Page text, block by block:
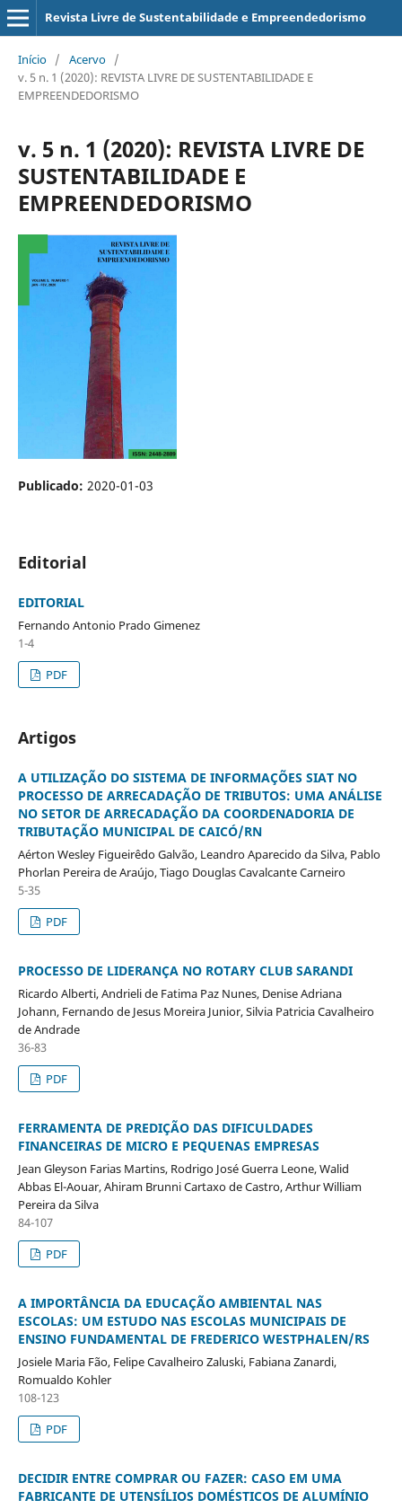
Revista Livre de Sustentabilidade e Empreendedorismo
Início / Acervo /
v. 5 n. 1 (2020): REVISTA LIVRE DE SUSTENTABILIDADE E
EMPREENDEDORISMO
v. 5 n. 1 (2020): REVISTA LIVRE DE
SUSTENTABILIDADE E
EMPREENDEDORISMO
Publicado: 2020-01-03
Editorial
EDITORIAL
Fernando Antonio Prado Gimenez
1-4
PDF
Artigos
A UTILIZAÇÃO DO SISTEMA DE INFORMAÇÕES SIAT NO
PROCESSO DE ARRECADAÇÃO DE TRIBUTOS: UMA ANÁLISE
NO SETOR DE ARRECADAÇÃO DA COORDENADORIA DE
TRIBUTAÇÃO MUNICIPAL DE CAICÓ/RN
Aérton Wesley Figueirêdo Galvão, Leandro Aparecido da Silva, Pablo
Phorlan Pereira de Araújo, Tiago Douglas Cavalcante Carneiro
5-35
PDF
PROCESSO DE LIDERANÇA NO ROTARY CLUB SARANDI
Ricardo Alberti, Andrieli de Fatima Paz Nunes, Denise Adriana
Johann, Fernando de Jesus Moreira Junior, Silvia Patricia Cavalheiro
de Andrade
36-83
PDF
FERRAMENTA DE PREDIÇÃO DAS DIFICULDADES
FINANCEIRAS DE MICRO E PEQUENAS EMPRESAS
Jean Gleyson Farias Martins, Rodrigo José Guerra Leone, Walid
Abbas El-Aouar, Ahiram Brunni Cartaxo de Castro, Arthur William
Pereira da Silva
84-107
PDF
A IMPORTÂNCIA DA EDUCAÇÃO AMBIENTAL NAS
ESCOLAS: UM ESTUDO NAS ESCOLAS MUNICIPAIS DE
ENSINO FUNDAMENTAL DE FREDERICO WESTPHALEN/RS
Josiele Maria Fão, Felipe Cavalheiro Zaluski, Fabiana Zanardi,
Romualdo Kohler
108-123
PDF
DECIDIR ENTRE COMPRAR OU FAZER: CASO EM UMA
FABRICANTE DE UTENSÍLIOS DOMÉSTICOS DE ALUMÍNIO